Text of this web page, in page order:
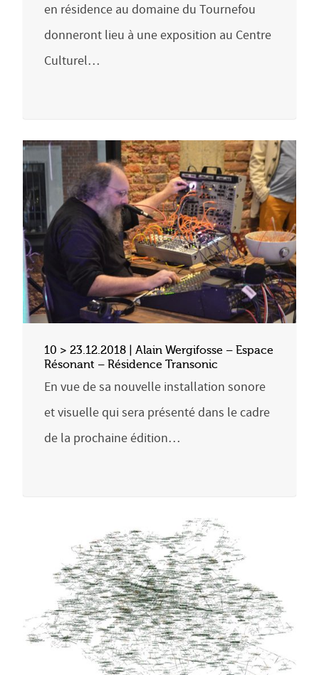
en résidence au domaine du Tournefou
donneront lieu à une exposition au Centre
Culturel…
10 > 23.12.2018 | Alain Wergifosse – Espace
Résonant – Résidence Transonic
En vue de sa nouvelle installation sonore
et visuelle qui sera présenté dans le cadre
de la prochaine édition…